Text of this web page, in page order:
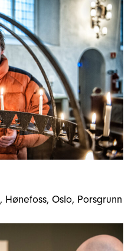
, Hønefoss, Oslo, Porsgrunn